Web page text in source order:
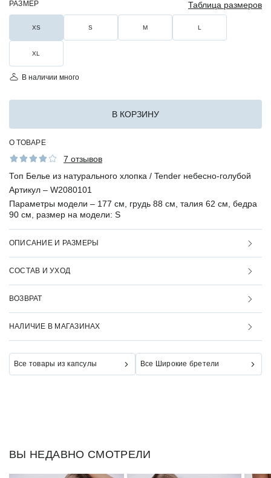
РАЗМЕР Таблица размеров
XS S M L
XL
В наличии много
В КОРЗИНУ
О ТОВАРЕ
7 отзывов
Топ Белье из натурального хлопка / Tender небесно-голубой
Артикул – W2080101
Параметры модели – 177 см, грудь 88 см, талия 62 см, бедра
90 см, размер на модели: S
ОПИСАНИЕ И РАЗМЕРЫ
СОСТАВ И УХОД
ВОЗВРАТ
НАЛИЧИЕ В МАГАЗИНАХ
Все товары из капсулы Все Широкие бретели
ВЫ НЕДАВНО СМОТРЕЛИ